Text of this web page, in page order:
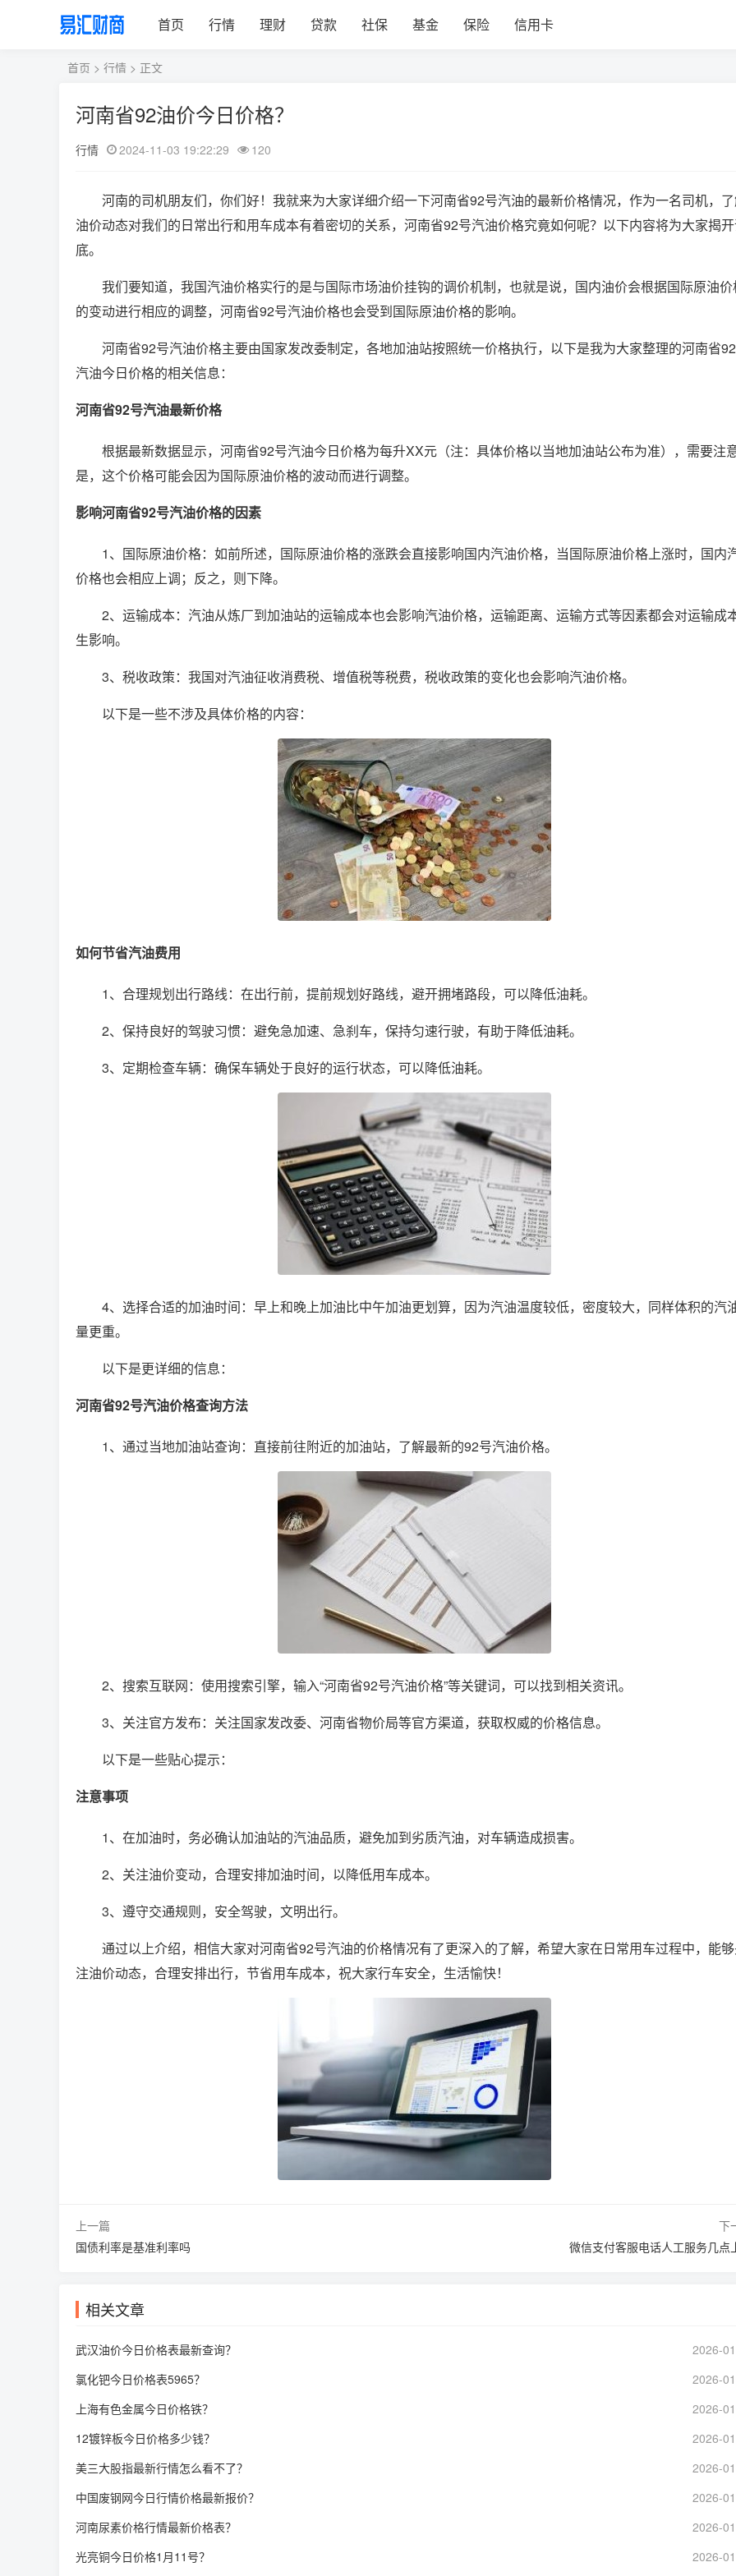
首页 行情 理财 贷款 社保 基金 保险 信用卡
首页 > 行情 > 正文
河南省92油价今日价格？
行情 2024-11-03 19:22:29 120
河南的司机朋友们，你们好！我就来为大家详细介绍一下河南省92号汽油的最新价格情况，作为一名司机，
油价动态对我们的日常出行和用车成本有着密切的关系，河南省92号汽油价格究竟如何呢？以下内容将为大家揭
底。
我们要知道，我国汽油价格实行的是与国际市场油价挂钩的调价机制，也就是说，国内油价会根据国际原油价
的变动进行相应的调整，河南省92号汽油价格也会受到国际原油价格的影响。
河南省92号汽油价格主要由国家发改委制定，各地加油站按照统一价格执行，以下是我为大家整理的河南省
汽油今日价格的相关信息：
河南省92号汽油最新价格
根据最新数据显示，河南省92号汽油今日价格为每升XX元（注：具体价格以当地加油站公布为准），需要注
是，这个价格可能会因为国际原油价格的波动而进行调整。
影响河南省92号汽油价格的因素
1、国际原油价格：如前所述，国际原油价格的涨跌会直接影响国内汽油价格，当国际原油价格上涨时，国内
价格也会相应上调；反之，则下降。
2、运输成本：汽油从炼厂到加油站的运输成本也会影响汽油价格，运输距离、运输方式等因素都会对运输成
生影响。
3、税收政策：我国对汽油征收消费税、增值税等税费，税收政策的变化也会影响汽油价格。
以下是一些不涉及具体价格的内容：
如何节省汽油费用
1、合理规划出行路线：在出行前，提前规划好路线，避开拥堵路段，可以降低油耗。
2、保持良好的驾驶习惯：避免急加速、急刹车，保持匀速行驶，有助于降低油耗。
3、定期检查车辆：确保车辆处于良好的运行状态，可以降低油耗。
4、选择合适的加油时间：早上和晚上加油比中午加油更划算，因为汽油温度较低，密度较大，同样体积的汽
量更重。
以下是更详细的信息：
河南省92号汽油价格查询方法
1、通过当地加油站查询：直接前往附近的加油站，了解最新的92号汽油价格。
2、搜索互联网：使用搜索引擎，输入“河南省92号汽油价格”等关键词，可以找到相关资讯。
3、关注官方发布：关注国家发改委、河南省物价局等官方渠道，获取权威的价格信息。
以下是一些贴心提示：
注意事项
1、在加油时，务必确认加油站的汽油品质，避免加到劣质汽油，对车辆造成损害。
2、关注油价变动，合理安排加油时间，以降低用车成本。
3、遵守交通规则，安全驾驶，文明出行。
通过以上介绍，相信大家对河南省92号汽油的价格情况有了更深入的了解，希望大家在日常用车过程中，能
注油价动态，合理安排出行，节省用车成本，祝大家行车安全，生活愉快！
上一篇
国债利率是基准利率吗
下
微信支付客服电话人工服务几点
相关文章
武汉油价今日价格表最新查询？
2026-
氯化钯今日价格表5965？
2026-
上海有色金属今日价格铁？
2026-
12镀锌板今日价格多少钱？
2026-
美三大股指最新行情怎么看不了？
2026-
中国废钢网今日行情价格最新报价？
2026-
河南尿素价格行情最新价格表？
2026-
光亮铜今日价格1月11号？
2026-